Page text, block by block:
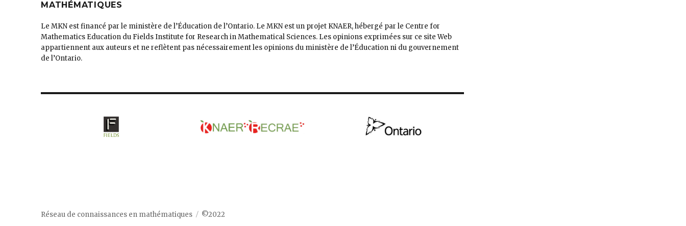
MATHÉMATIQUES
Le MKN est financé par le ministère de l’Éducation de l’Ontario. Le MKN est un projet KNAER, hébergé par le Centre for
Mathematics Education du Fields Institute for Research in Mathematical Sciences. Les opinions exprimées sur ce site Web
appartiennent aux auteurs et ne reflètent pas nécessairement les opinions du ministère de l’Éducation ni du gouvernement
de l’Ontario.
Réseau de connaissances en mathématiques ©2022